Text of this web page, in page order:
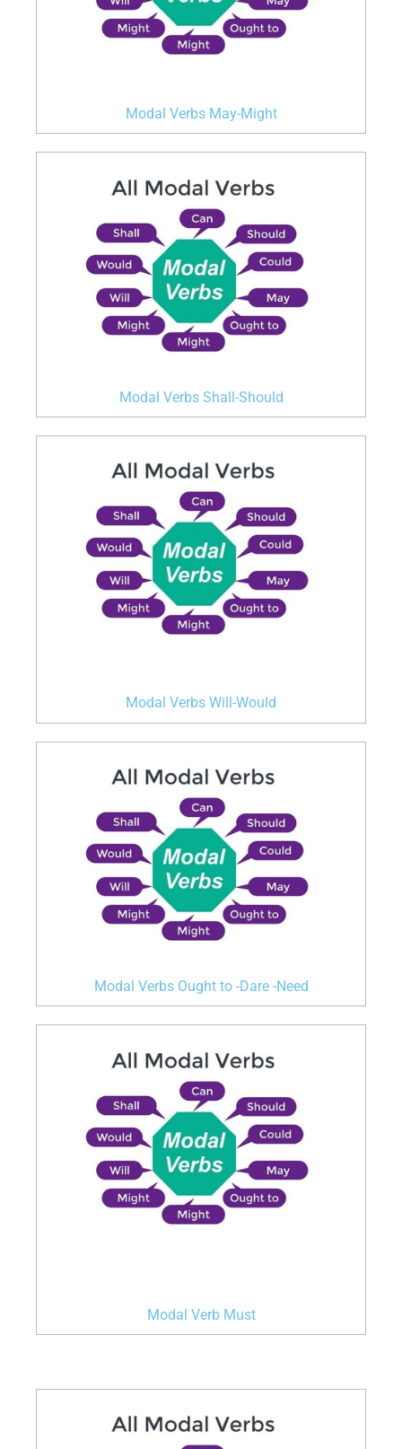
Modal Verbs May-Might
Modal Verbs Shall-Should
Modal Verbs Will-Would
Modal Verbs Ought to -Dare -Need
Modal Verb Must